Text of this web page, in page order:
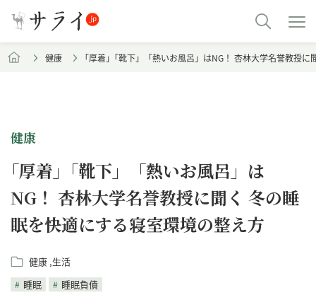
健康 ｢厚着｣「靴下」「熱いお風呂」はNG！ 杏林大学名誉教授
健康
｢厚着｣「靴下」「熱いお風呂」は
NG！ 杏林大学名誉教授に聞く 冬の睡
眠を快適にする寝室環境の整え方
健康 生活
睡眠
睡眠負債